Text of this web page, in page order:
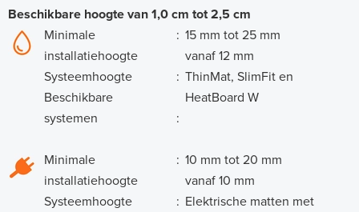
Beschikbare hoogte van 1,0 cm tot 2,5 cm
Minimale
installatiehoogte
Systeemhoogte
Beschikbare
systemen
:
:
:
15 mm tot 25 mm
vanaf 12 mm
ThinMat, SlimFit en
HeatBoard W
Minimale
installatiehoogte
Systeemhoogte
:
:
10 mm tot 20 mm
vanaf 10 mm
Elektrische matten met